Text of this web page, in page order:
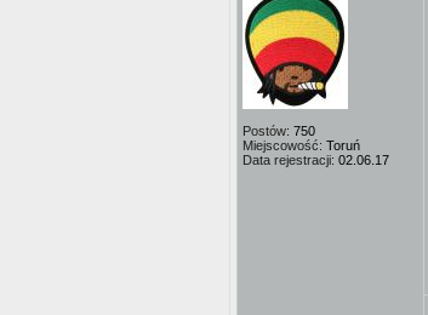
Postów: 750
Miejscowość: Toruń
Data rejestracji: 02.06.17